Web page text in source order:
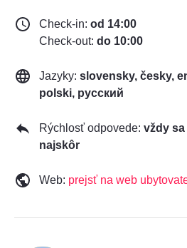
Check-in: od 14:00
Check-out: do 10:00
Jazyky: slovensky, česky,
polski, русский
Rýchlosť odpovede: vždy
najskôr
Web: prejsť na web